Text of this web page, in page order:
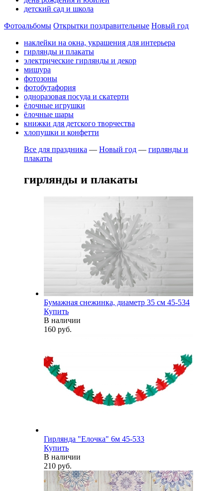
детский сад и школа
Фотоальбомы Открытки поздравительные Новый год
наклейки на окна, украшения для интерьера
гирлянды и плакаты
электрические гирлянды и декор
мишура
фотозоны
фотобутафория
одноразовая посуда и скатерти
ёлочные игрушки
ёлочные шары
книжки для детского творчества
хлопушки и конфетти
Все для праздника — Новый год — гирлянды и
плакаты
гирлянды и плакаты
Бумажная снежинка, диаметр 35 см 45-534
Купить
В наличии
160 руб.
Гирлянда "Елочка" 6м 45-533
Купить
В наличии
210 руб.